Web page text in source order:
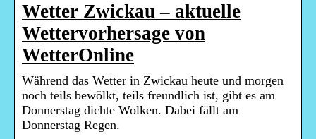
Wetter Zwickau – aktuelle
Wettervorhersage von
WetterOnline
Während das Wetter in Zwickau heute und morgen
noch teils bewölkt, teils freundlich ist, gibt es am
Donnerstag dichte Wolken. Dabei fällt am
Donnerstag Regen.